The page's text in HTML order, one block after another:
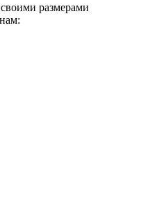
своими размерами